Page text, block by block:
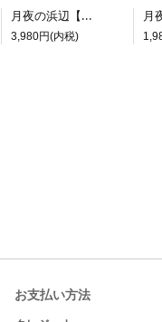
月夜の浜辺【特装版】
3,980円(内税)
お支払い方法